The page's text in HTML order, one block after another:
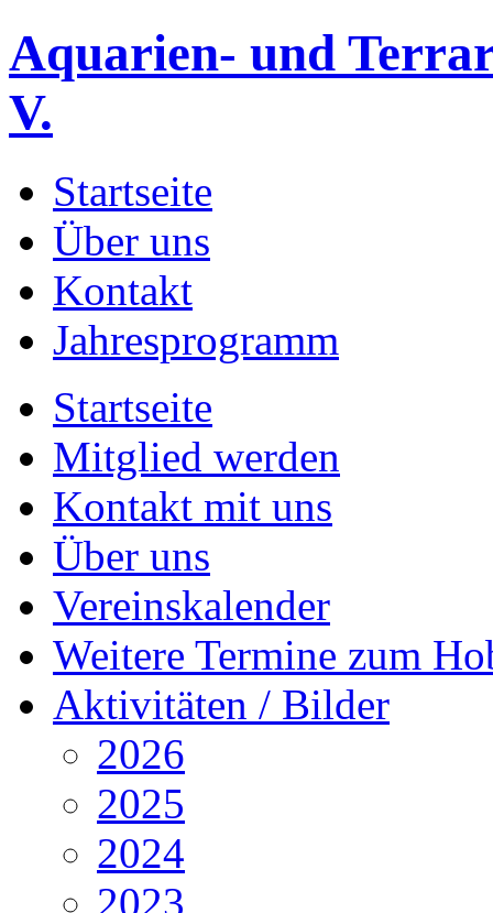
Aquarien- und
V.
Startseite
Über uns
Kontakt
Jahresprogramm
Startseite
Mitglied werden
Kontakt mit uns
Über uns
Vereinskalender
Weitere Termine zum
Aktivitäten / Bilder
2026
2025
2024
2023